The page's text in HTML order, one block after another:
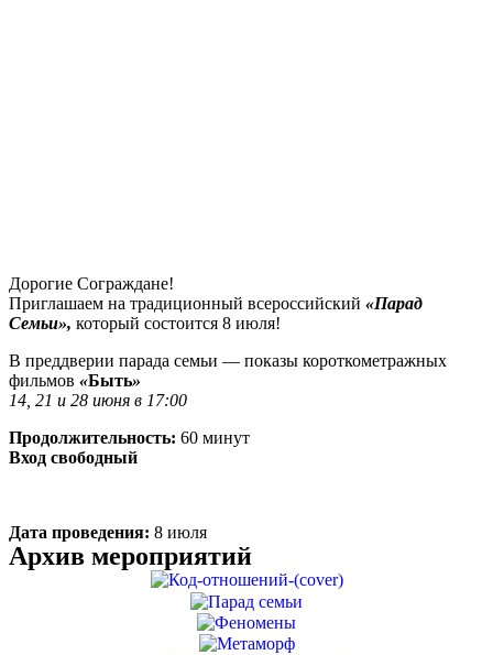
Дорогие Сограждане!
Приглашаем на традиционный всероссийский «Парад
Семьи», который состоится 8 июля!
В преддверии парада семьи — показы короткометражных
фильмов «Быть»
14, 21 и 28 июня в 17:00
Продолжительность: 60 минут
Вход свободный
Дата проведения: 8 июля
Архив мероприятий